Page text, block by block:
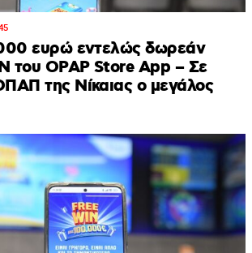
ευρώ εντελώς δωρεάν
του OPAP Store App – Σε
της Νίκαιας ο μεγάλος